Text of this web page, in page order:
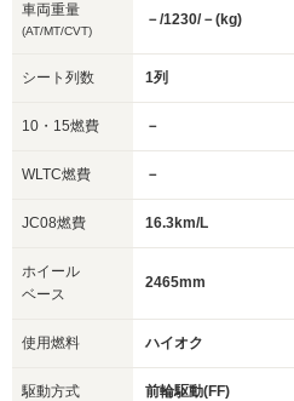
車両重量
(AT/MT/CVT)
－/1230/－(kg)
シート列数 1列
10・15燃費 －
WLTC燃費 －
JC08燃費 16.3km/L
ホイール
ベース
2465mm
使用燃料 ハイオク
駆動方式 前輪駆動(FF)